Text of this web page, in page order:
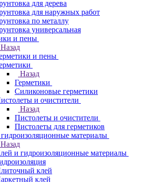
для дерева
для наружных работ
по металлу
универсальная
и пены
Назад
и пены
Назад
Герметики
Силиконовые герметики
и очистители
Назад
Пистолеты и очистители
Пистолеты для герметиков
материалы
Назад
и гидроизоляционные материалы
клей
клей